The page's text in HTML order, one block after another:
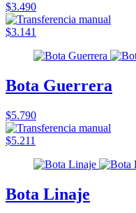
$3.490
$3.141
Bota Guerrera
$5.790
$5.211
Bota Linaje